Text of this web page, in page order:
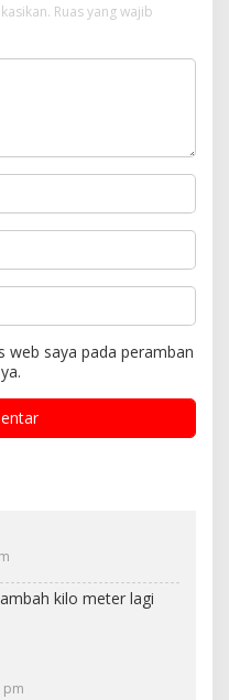
Ruas yang wajib
web saya pada peramban
kilo meter lagi
pm